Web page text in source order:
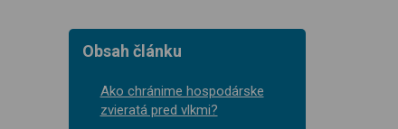
Obsah článku
Ako chránime hospodárske
zvieratá pred vlkmi?